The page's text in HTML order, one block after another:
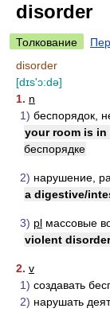
disorder
Толкование
disorder
[dɪs'ɔ:də]
1. n
1) беспорядок,
your room is
беспорядке
2) нарушение,
a digestive/
3) pl массовые
violent
2. v
1) создавать
2) нарушать